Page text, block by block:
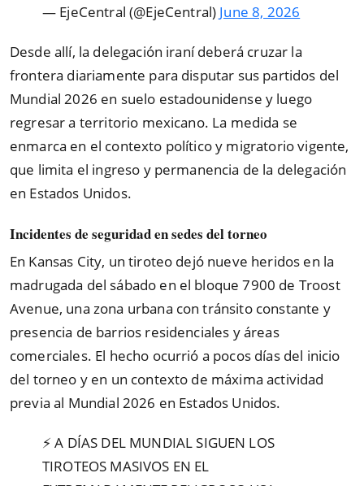
— EjeCentral (@EjeCentral) June 8, 2026
Desde allí, la delegación iraní deberá cruzar la
frontera diariamente para disputar sus partidos del
Mundial 2026 en suelo estadounidense y luego
regresar a territorio mexicano. La medida se
enmarca en el contexto político y migratorio vigente,
que limita el ingreso y permanencia de la delegación
en Estados Unidos.
Incidentes de seguridad en sedes del torneo
En Kansas City, un tiroteo dejó nueve heridos en la
madrugada del sábado en el bloque 7900 de Troost
Avenue, una zona urbana con tránsito constante y
presencia de barrios residenciales y áreas
comerciales. El hecho ocurrió a pocos días del inicio
del torneo y en un contexto de máxima actividad
previa al Mundial 2026 en Estados Unidos.
⚡ A DÍAS DEL MUNDIAL SIGUEN LOS
TIROTEOS MASIVOS EN EL